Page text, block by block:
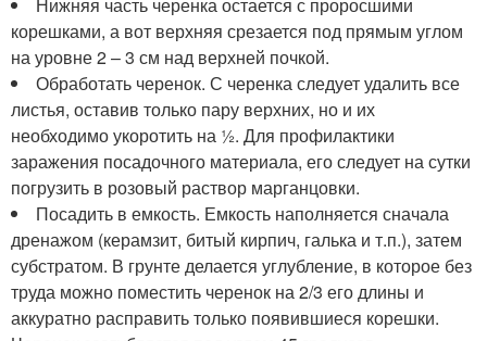
корешками, а вот верхняя срезается под прямым углом
на уровне 2 – 3 см над верхней почкой.
Обработать черенок. С черенка следует удалить все
листья, оставив только пару верхних, но и их
необходимо укоротить на ½. Для профилактики
заражения посадочного материала, его следует на сутки
погрузить в розовый раствор марганцовки.
Посадить в емкость. Емкость наполняется сначала
дренажом (керамзит, битый кирпич, галька и т.п.), затем
субстратом. В грунте делается углубление, в которое без
труда можно поместить черенок на 2/3 его длины и
аккуратно расправить только появившиеся корешки.